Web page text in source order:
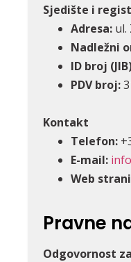
Sjedište i
Adresa: ul.
Nadležni
ID broj
PDV broj:
Kontakt
Telefon:
E-mail:
Web
Pravne
Odgovornost